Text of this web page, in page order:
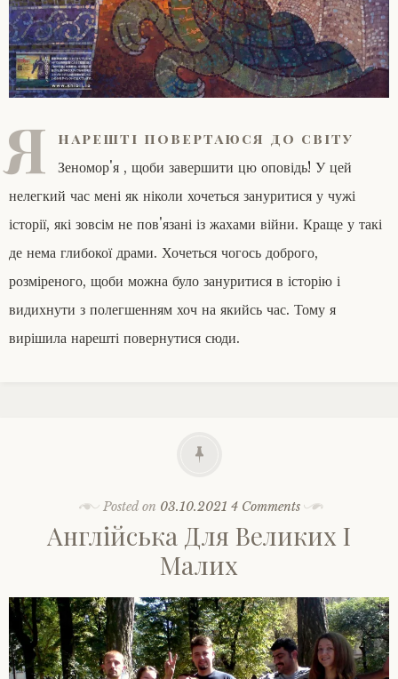
Я нарешті повертаюся до світу
Зеномор'я , щоби завершити цю оповідь! У цей
нелегкий час мені як ніколи хочеться зануритися у чужі
історії, які зовсім не пов'язані із жахами війни. Краще у такі
де нема глибокої драми. Хочеться чогось доброго,
розміреного, щоби можна було зануритися в історію і
видихнути з полегшенням хоч на якийсь час. Тому я
вирішила нарешті повернутися сюди.
Posted on 03.10.2021 4 Comments
Англійська Для Великих І
Малих